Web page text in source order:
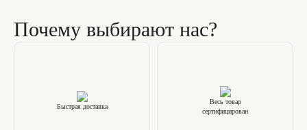
Почему выбирают нас?
Быстрая доставка
Весь товар
сертифицирован